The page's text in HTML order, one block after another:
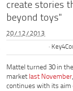
create stories
beyond toys"
20/12/2013
Mattel turned 30 in
market last November
continues with its aim